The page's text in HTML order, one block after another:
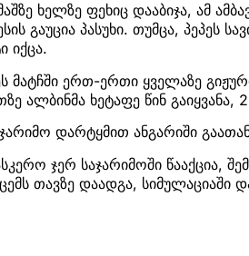
ხელზე ფეხიც დააბიჯა, ამ
გაუცია პასუხი. თუმცა, პეპეს
იქცა.
მატჩში ერთ-ერთი ყველაზე
ალბინმა ხეტაფე წინ გაიყვანა,
დარტყმით ანგარიში
ჯერ საჯარიმოში წააქცია,
თავზე დაადგა,